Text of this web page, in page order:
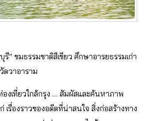
” ชมธรรมชาติสีเขียว ศึกษาอารยธรรมเก่า
วาอาราม
งเที่ยวใกล้กรุง … สัมผัสและค้นหาภาพ
เรื่องราวของอดีตที่น่าสนใจ สิ่งก่อสร้างทาง